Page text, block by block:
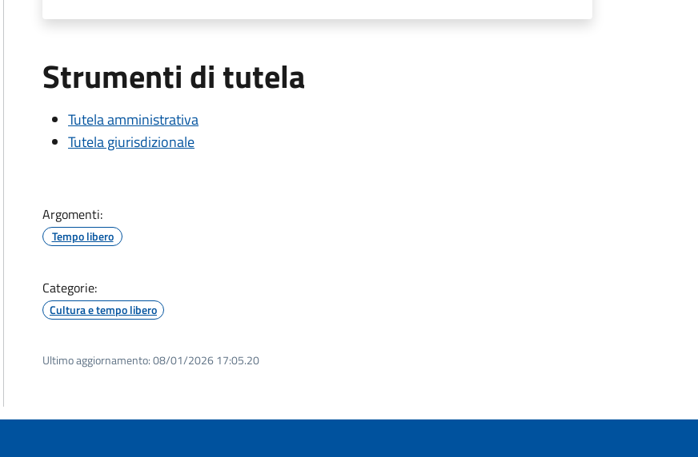
Strumenti di tutela
Tutela amministrativa
Tutela giurisdizionale
Argomenti:
Tempo libero
Categorie:
Cultura e tempo libero
Ultimo aggiornamento:08/01/2026 17:05.20